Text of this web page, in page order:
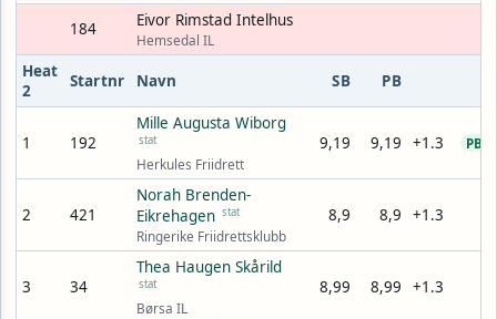
184 Eivor Rimstad Intelhus
Hemsedal IL
Heat
2
Startnr Navn SB PB
1 192
Mille Augusta Wiborg
stat
Herkules Friidrett
9,19 9,19 +1.3 PB
2 421
Norah Brenden-
Eikrehagen stat
Ringerike Friidrettsklubb
8,9 8,9 +1.3
3 34
Thea Haugen Skårild
stat
Børsa IL
8,99 8,99 +1.3